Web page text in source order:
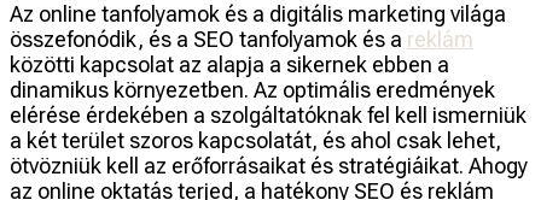
Az online tanfolyamok és a digitális marketing világa
összefonódik, és a SEO tanfolyamok és a reklám
közötti kapcsolat az alapja a sikernek ebben a
dinamikus környezetben. Az optimális eredmények
elérése érdekében a szolgáltatóknak fel kell ismerniük
a két terület szoros kapcsolatát, és ahol csak lehet,
ötvözniük kell az erőforrásaikat és stratégiáikat. Ahogy
az online oktatás terjed, a hatékony SEO és reklám